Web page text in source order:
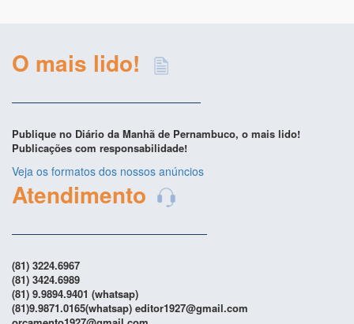
O mais lido!
Publique no Diário da Manhã de Pernambuco, o mais lido!
Publicações com responsabilidade!
Veja os formatos dos nossos anúncios
Atendimento
(81) 3224.6967
(81) 3424.6989
(81) 9.9894.9401 (whatsap)
(81)9.9871.0165(whatsap) editor1927@gmail.com